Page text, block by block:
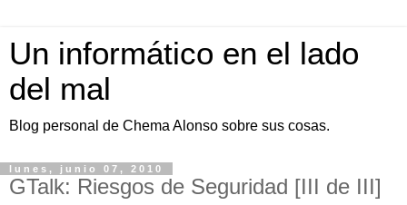
Un informático en el lado
del mal
Blog personal de Chema Alonso sobre sus cosas.
lunes, junio 07, 2010
GTalk: Riesgos de Seguridad [III de III]